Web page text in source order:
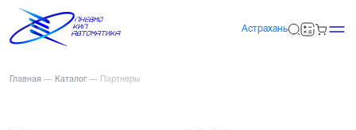
Астрахань
Главная — Каталог — Партнеры